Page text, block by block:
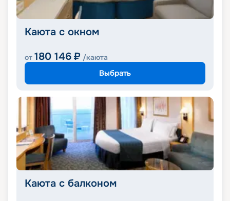
Каюта с окном
от 180 146 ₽ /каюта
Выбрать
Каюта с балконом